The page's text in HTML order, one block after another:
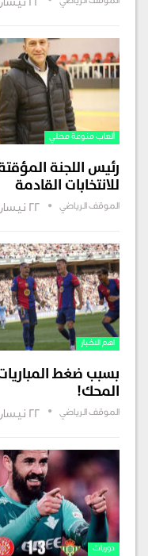
الموقف الرياضي 22 نيسان , 2025
ألعاب منوعة محلي
رئيس اللجنة
للانتخابات القادمة
الموقف الرياضي 22 نيسان , 2025
اهم الاخبار
بسبب ضغط
المحك!
الموقف الرياضي 22 نيسان , 2025
دوريات